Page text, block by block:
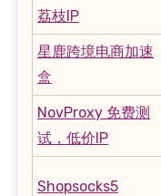
荔枝IP
星鹿跨境电商加速
盒
NovProxy 免费测
试，低价IP
Shopsocks5